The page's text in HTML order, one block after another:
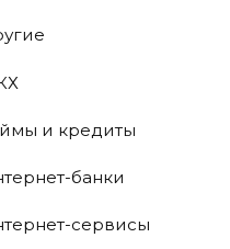
и кредиты
банки
сервисы